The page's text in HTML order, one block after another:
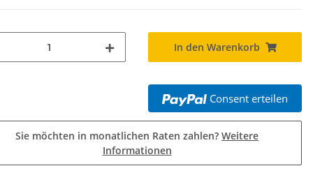
In den Warenkorb
Consent erteilen
Sie möchten in monatlichen Raten zahlen? Weitere
Informationen